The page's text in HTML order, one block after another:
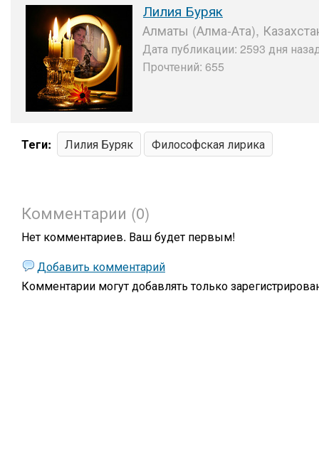
Лилия Буряк
Алматы (Алма-Ата),
Дата публикации: 2593 дня
Прочтений: 655
Теги: Лилия Буряк Философская лирика
Комментарии (0)
Нет комментариев. Ваш будет первым!
Добавить комментарий
Комментарии могут добавлять только